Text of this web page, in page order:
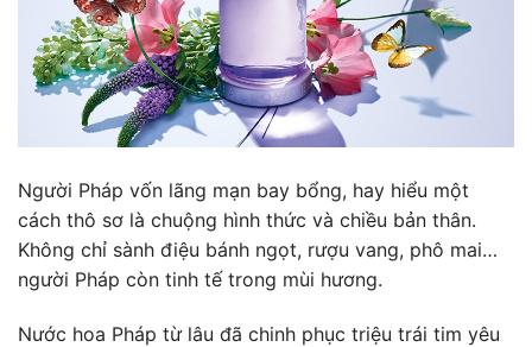
Người Pháp vốn lãng mạn bay bổng, hay hiểu một
cách thô sơ là chuộng hình thức và chiều bản thân.
Không chỉ sành điệu bánh ngọt, rượu vang, phô mai…
người Pháp còn tinh tế trong mùi hương.
Nước hoa Pháp từ lâu đã chinh phục triệu trái tim yêu